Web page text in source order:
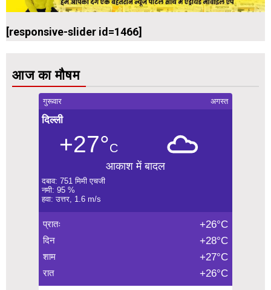
[responsive-slider id=1466]
आज का मौषम
गुरूवार अगस्त
दिल्ली
+27°C
आकाश में बादल
दबाव: 751 मिमी एचजी
नमी: 95 %
हवा: उत्तर, 1.6 m/s
प्रातः +26°C
दिन +28°C
शाम +27°C
रात +26°C